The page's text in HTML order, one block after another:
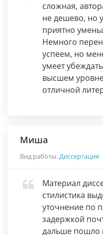
сложная,
не дешево, но
приятно
Немного
успеем, но
умеет
высшем
отличной
Миша
Вид работы:Диссертация
Материал
стилистика
уточнение по
задержкой
дальше пошло